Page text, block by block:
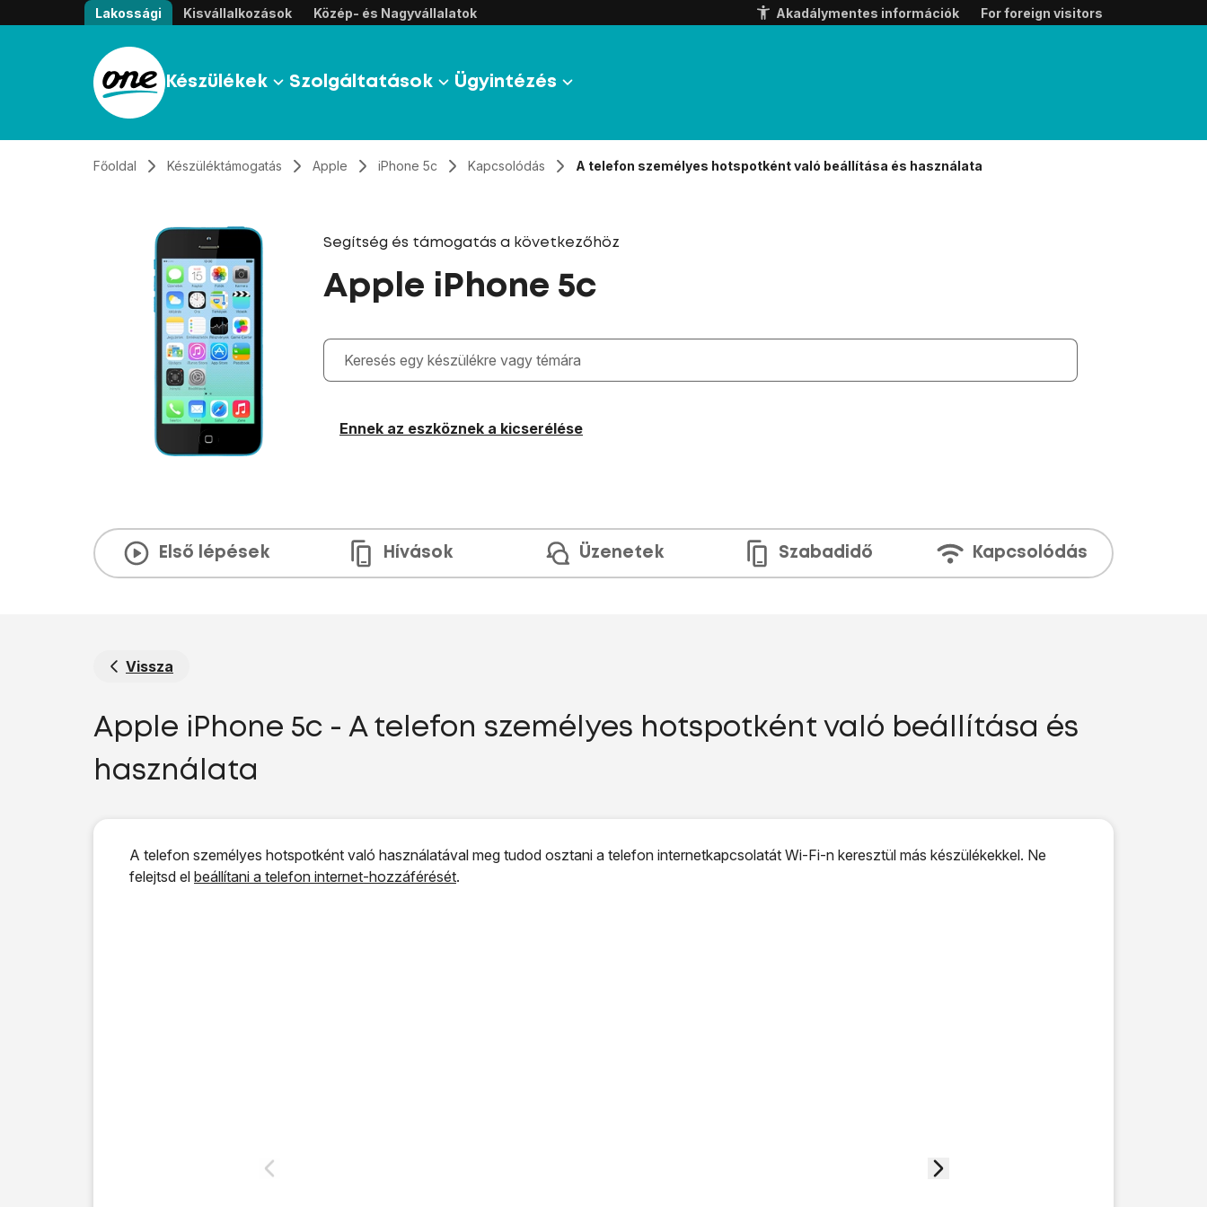
Átugrás, tovább a tartalomhoz
Lakossági Kisvállalkozások Közép- és Nagyvállalatok Akadálymentes információk For foreign visitors
Készülékek Szolgáltatások Ügyintézés
Főoldal Készüléktámogatás Apple iPhone 5c Kapcsolódás A telefon személyes hotspotként való beállítása és használata
Segítség és támogatás a következőhöz
Apple iPhone 5c
Gépelés közben megjelennek a keresési javaslatok a mező alatt
Ennek az eszköznek a kicserélése
Első lépések Hívások Üzenetek Szabadidő Kapcsolódás
Vissza
Apple iPhone 5c - A telefon személyes hotspotként való beállítása és
használata
A telefon személyes hotspotként való használatával meg tudod osztani a telefon internetkapcsolatát Wi-Fi-n keresztül más készülékekkel. Ne
felejtsd el beállítani a telefon internet-hozzáférését.